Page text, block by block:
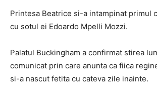
Printesa Beatrice si-a intampinat primul
cu sotul ei Edoardo Mpelli Mozzi.
Palatul Buckingham a confirmat stirea
comunicat prin care anunta ca fiica
si-a nascut fetita cu cateva zile inainte.